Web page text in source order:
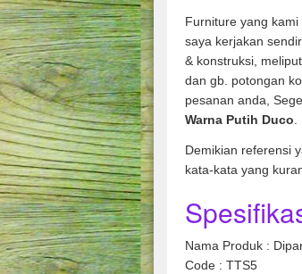
Furniture yang
saya kerjakan
& konstruksi,
dan gb. potongan
pesanan anda,
Warna Putih Duco.
Demikian referensi
kata-kata yang
Nama Produk :
Code : TTS5